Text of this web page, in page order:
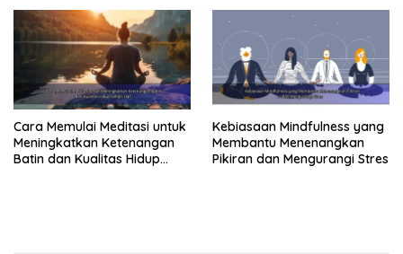
Cara Memulai Meditasi untuk
Meningkatkan Ketenangan
Batin dan Kualitas Hidup
Kebiasaan Mindfulness yang
Membantu Menenangkan
Pikiran dan Mengurangi Stres